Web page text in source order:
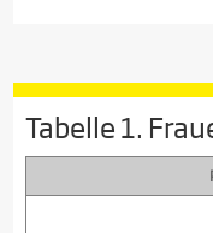
Tabelle 1.